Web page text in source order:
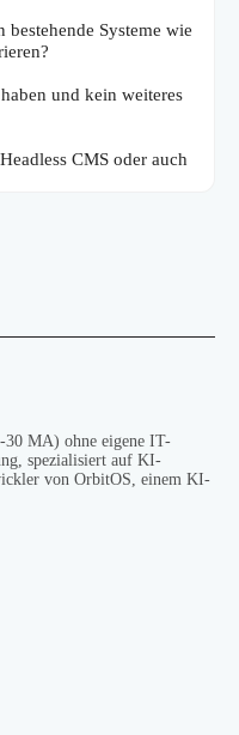
Systeme wie
und kein weiteres
CMS oder auch
30 MA) ohne eigene IT-
spezialisiert auf KI-
von OrbitOS, einem KI-